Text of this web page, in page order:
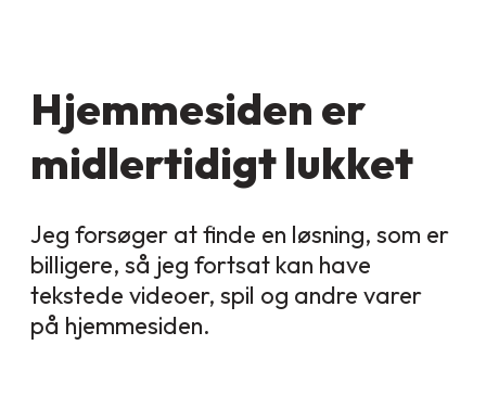
Hjemmesiden er
midlertidigt lukket
Jeg forsøger at finde en løsning, som er
billigere, så jeg fortsat kan have
tekstede videoer, spil og andre varer
på hjemmesiden.